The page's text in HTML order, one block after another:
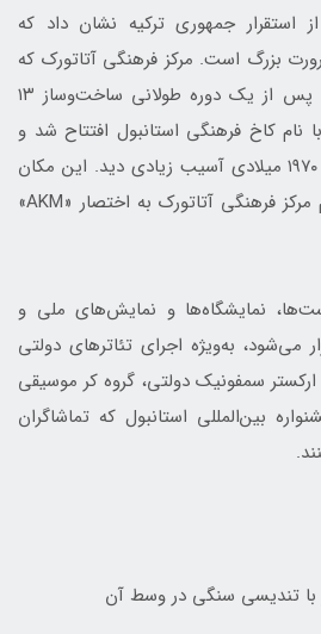
جمهوری ترکیه نشان داد که
بزرگ است. مرکز فرهنگی آتاتورک که
در میدان تکسیم قرار دارد، پس از یک دوره طولانی ساخت‌وساز ۱۳
میلادی با نام کاخ فرهنگی استانبول افتتاح شد و
به‌دلیل آتش‌سوزی در سال ۱۹۷۰ میلادی آسیب زیادی دید. این مکان
در سال ۱۹۷۸ میلادی به نام مرکز فرهنگی آتاتورک به اختصار «AKM»
نمایشگاه‌ها و نمایش‌های ملی و
می‌شود، به‌ویژه اجرای تئاترهای دولتی
ارکستر سمفونیک دولتی، گروه کر موسیقی
بین‌المللی استانبول که تماشاگران